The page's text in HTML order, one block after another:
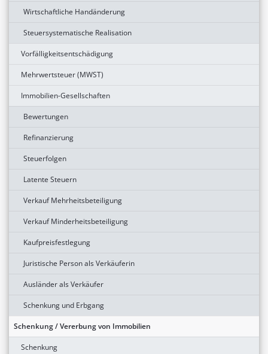
Wirtschaftliche Handänderung
Steuersystematische Realisation
Vorfälligkeitsentschädigung
Mehrwertsteuer (MWST)
Immobilien-Gesellschaften
Bewertungen
Refinanzierung
Steuerfolgen
Latente Steuern
Verkauf Mehrheitsbeteiligung
Verkauf Minderheitsbeteiligung
Kaufpreisfestlegung
Juristische Person als Verkäuferin
Ausländer als Verkäufer
Schenkung und Erbgang
Schenkung / Vererbung von Immobilien
Schenkung